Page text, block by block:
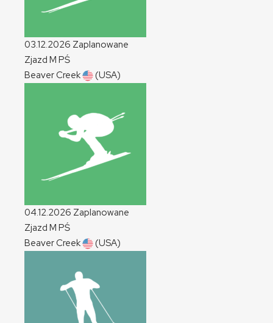
03.12.2026 Zaplanowane
Zjazd M PŚ
Beaver Creek
(USA)
04.12.2026 Zaplanowane
Zjazd M PŚ
Beaver Creek
(USA)